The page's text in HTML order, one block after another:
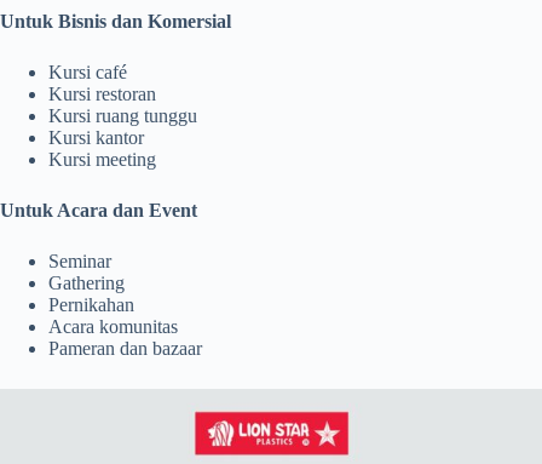
Untuk Bisnis dan Komersial
Kursi café
Kursi restoran
Kursi ruang tunggu
Kursi kantor
Kursi meeting
Untuk Acara dan Event
Seminar
Gathering
Pernikahan
Acara komunitas
Pameran dan bazaar